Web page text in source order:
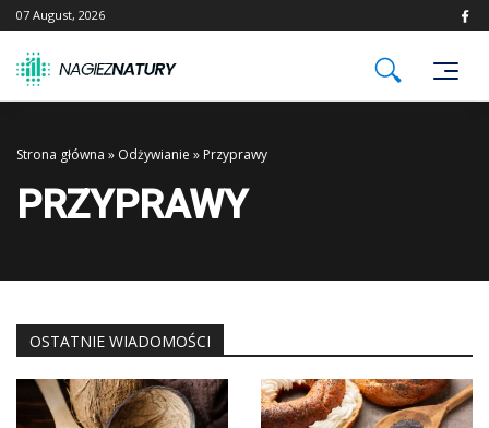
Skip
to
07 August, 2026
Strona główna » Odżywianie » Przyprawy
PRZYPRAWY
OSTATNIE WIADOMOŚCI